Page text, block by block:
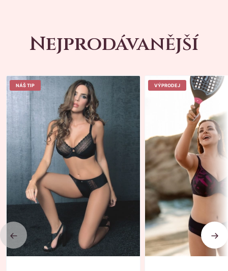
Nejprodávanější
NÁŠ TIP VÝPRODEJ
Previous